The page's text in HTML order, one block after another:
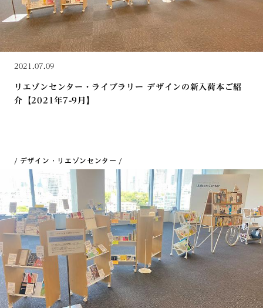
2021.07.09
リエゾンセンター・ライブラリー デザインの新入荷本ご紹
介【2021年7-9月】
デザイン・リエゾンセンター